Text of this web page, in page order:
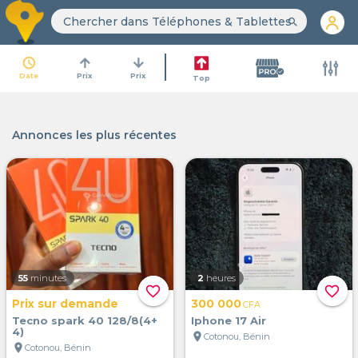
search
access_time
Date
arrow_upward
Prix
arrow_downward
Prix Top
Annonces les plus récentes
favorite_border
55 minutes
Prix sur demande
Tecno spark 40 128/8(4+
4)
location_on Cotonou, Bénin
favorite_border
2 heures
300 000CFA
Iphone 17 Air
location_on Cotonou, Bénin